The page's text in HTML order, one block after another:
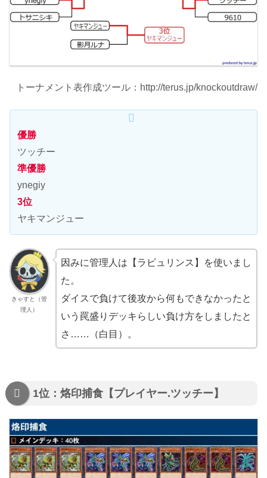
トーナメント表作成ツール：http://terus.jp/knockoutdraw/
優勝
ツッチー
準優勝
ynegiy
3位
ヤキマンジュー
きゃすと（管
理人）
因みに管理人は【ラビュリンス】を使いまし
た。
ダイスで負けて後攻から何もできなかったと
いう罠盛りデッキらしい負け方をしましたと
さ……（白目）。
1位：烙印捕食【プレイヤー.ツッチー】